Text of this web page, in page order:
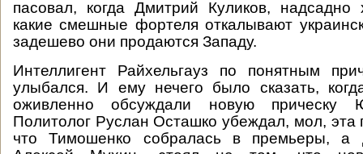
пасовал, когда Дмитрий Куликов, надсадно
какие смешные фортеля откалывают
задешево они продаются Западу.
Интеллигент Райхельгауз по понятным
улыбался. И ему нечего было сказать,
оживленно обсуждали новую прическу
Политолог Руслан Осташко убеждал, мол, эта
что Тимошенко собралась в премьеры, а